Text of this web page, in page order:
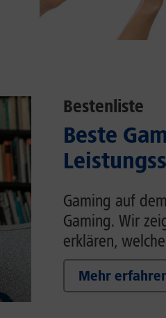
Bestenliste
Beste
Gaming auf
Gaming. Wir
erklären,
Mehr